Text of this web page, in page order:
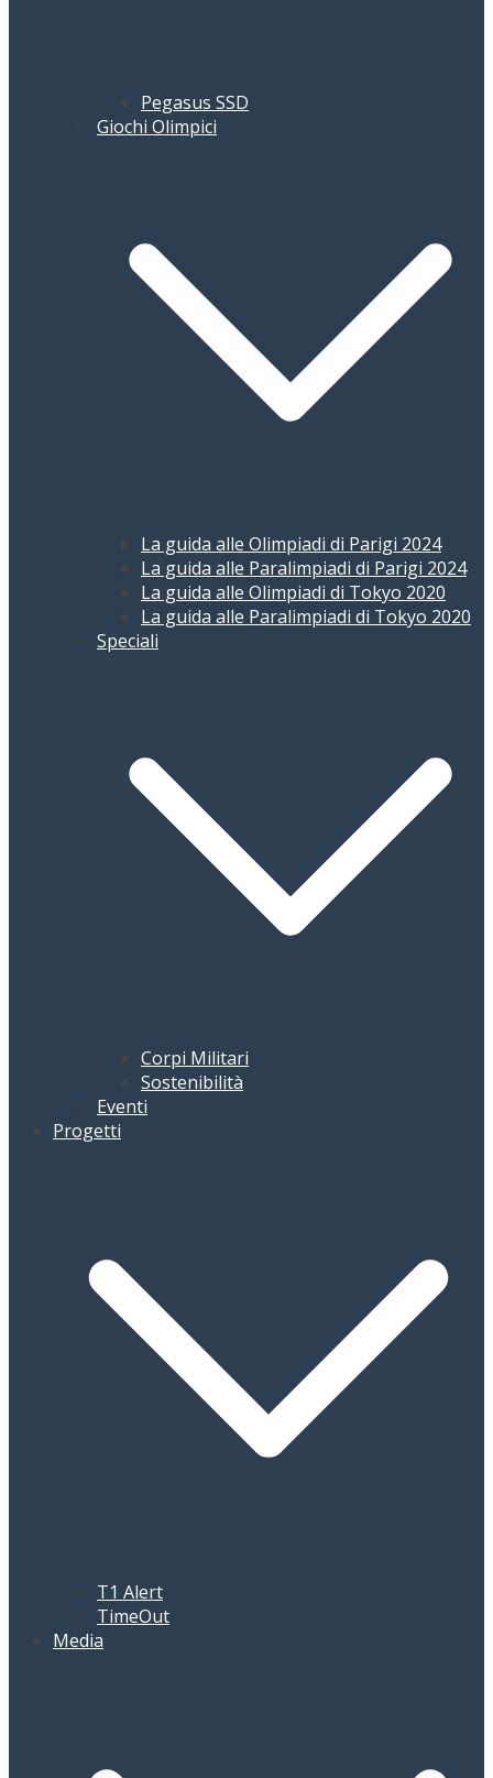
Pegasus SSD
Giochi Olimpici
La guida alle Olimpiadi di Parigi 2024
La guida alle Paralimpiadi di Parigi 2024
La guida alle Olimpiadi di Tokyo 2020
La guida alle Paralimpiadi di Tokyo 2020
Speciali
Corpi Militari
Sostenibilità
Eventi
Progetti
T1 Alert
TimeOut
Media